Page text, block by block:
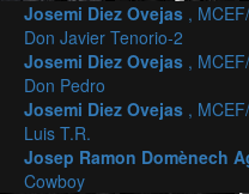
Josemi Diez Ovejas ,
Don Javier Tenorio-2
Josemi Diez Ovejas ,
Don Pedro
Josemi Diez Ovejas ,
Luis T.R.
Josep Ramon Domènech
Cowboy